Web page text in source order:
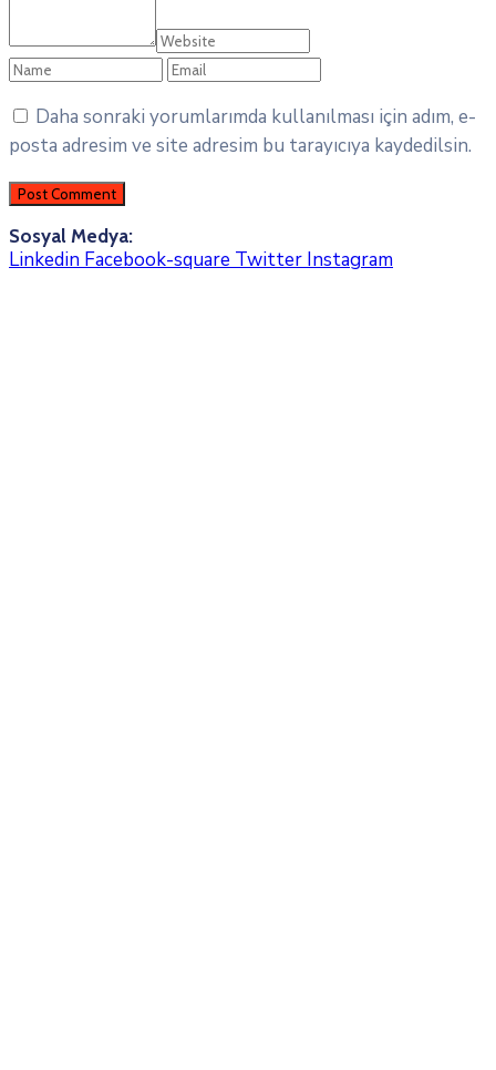
Daha sonraki yorumlarımda kullanılması için adım, e-
posta adresim ve site adresim bu tarayıcıya kaydedilsin.
Sosyal Medya:
Linkedin Facebook-square Twitter Instagram